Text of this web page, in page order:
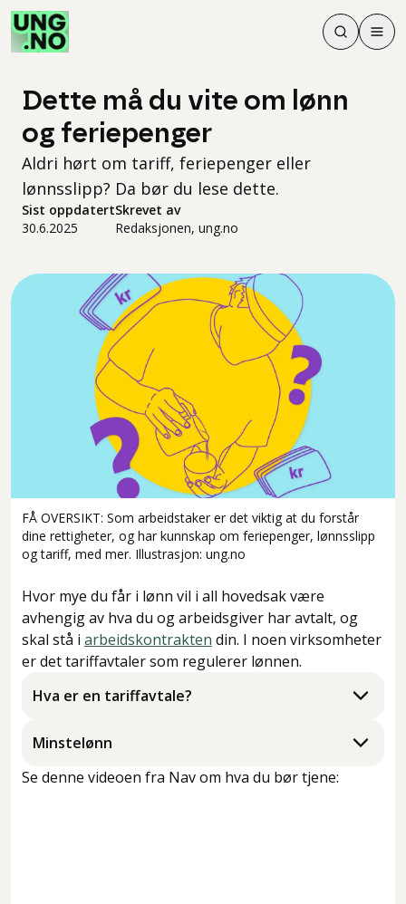
Søk
Søk
Meny
Dette må du vite om lønn
og feriepenger
Aldri hørt om tariff, feriepenger eller
lønnsslipp? Da bør du lese dette.
Sist oppdatert
30.6.2025
Skrevet av
Redaksjonen, ung.no
FÅ OVERSIKT: Som arbeidstaker er det viktig at du forstår
dine rettigheter, og har kunnskap om feriepenger, lønnsslipp
og tariff, med mer. Illustrasjon: ung.no
Hvor mye du får i lønn vil i all hovedsak være
avhengig av hva du og arbeidsgiver har avtalt, og
skal stå i arbeidskontrakten din. I noen virksomheter
er det tariffavtaler som regulerer lønnen.
Hva er en tariffavtale?
Minstelønn
Se denne videoen fra Nav om hva du bør tjene: